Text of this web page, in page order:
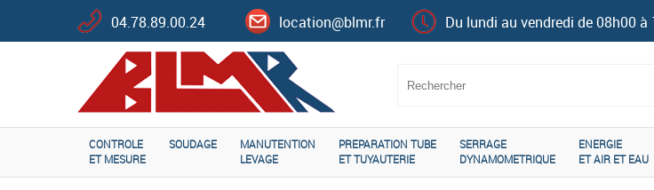
04.78.89.00.24 location@blmr.fr Du lundi au vendredi de 08h00 à
CONTROLE
ET MESURE
SOUDAGE
MANUTENTION
LEVAGE
PREPARATION TUBE
ET TUYAUTERIE
SERRAGE
DYNAMOMETRIQUE
ENERGIE
ET AIR ET EAU